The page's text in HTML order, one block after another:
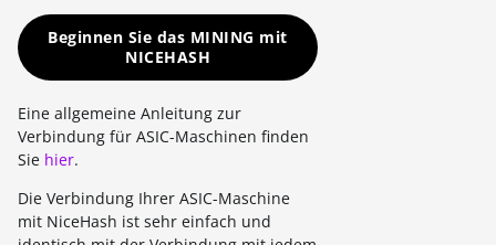
Beginnen Sie das MINING mit
NICEHASH
Eine allgemeine Anleitung zur
Verbindung für ASIC-Maschinen finden
Sie hier.
Die Verbindung Ihrer ASIC-Maschine
mit NiceHash ist sehr einfach und